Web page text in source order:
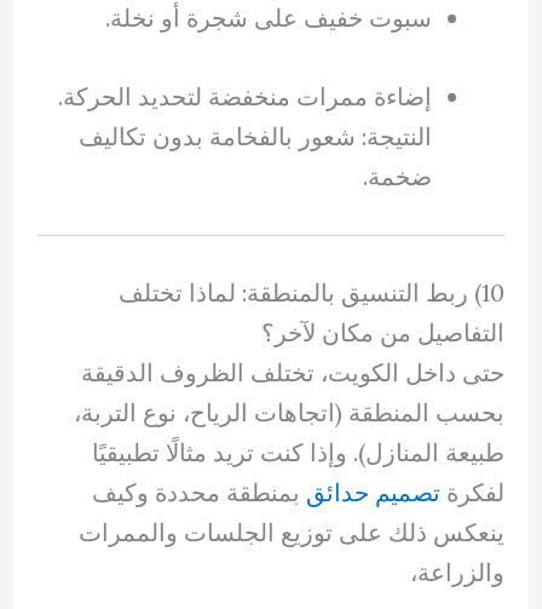
سبوت خفيف على شجرة أو نخلة.
إضاءة ممرات منخفضة لتحديد الحركة.
النتيجة: شعور بالفخامة بدون تكاليف
ضخمة.
10) ربط التنسيق بالمنطقة: لماذا تختلف
التفاصيل من مكان لآخر؟
حتى داخل الكويت، تختلف الظروف الدقيقة
بحسب المنطقة (اتجاهات الرياح، نوع التربة،
طبيعة المنازل). وإذا كنت تريد مثالًا تطبيقيًا
لفكرة تصميم حدائق بمنطقة محددة وكيف
ينعكس ذلك على توزيع الجلسات والممرات
والزراعة،